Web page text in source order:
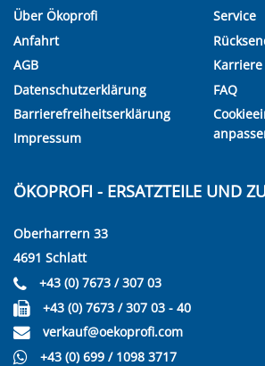
Über Ökoprofi
Anfahrt
AGB
Datenschutzerklärung
Barrierefreiheitserklärung
Impressum
Service
FAQ
ÖKOPROFI - ERSATZTEILE UND
Oberharrern 33
4691 Schlatt
+43 (0) 7673 / 307 03
+43 (0) 7673 / 307 03 - 40
verkauf@oekoprofi.com
+43 (0) 699 / 1098 3717